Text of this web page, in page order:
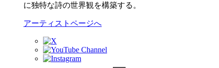
に独特な詩の世界観を構築する。
アーティストページへ